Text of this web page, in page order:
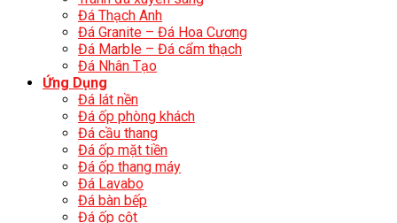
Đá Thạch Anh
Đá Granite – Đá Hoa Cương
Đá Marble – Đá cẩm thạch
Đá Nhân Tạo
Ứng Dụng
Đá lát nền
Đá ốp phòng khách
Đá cầu thang
Đá ốp mặt tiền
Đá ốp thang máy
Đá Lavabo
Đá bàn bếp
Đá ốp cột